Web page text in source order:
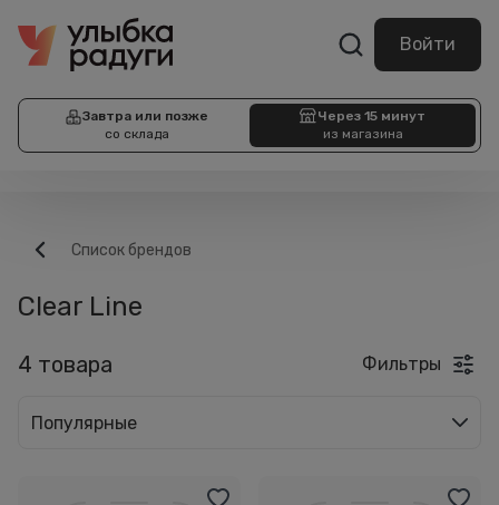
Войти
Завтра или позже
со склада
Через 15 минут
из магазина
Список брендов
Clear Line
4 товара Фильтры
Популярные